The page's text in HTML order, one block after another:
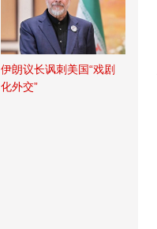
伊朗议长讽刺美国“戏剧
化外交”